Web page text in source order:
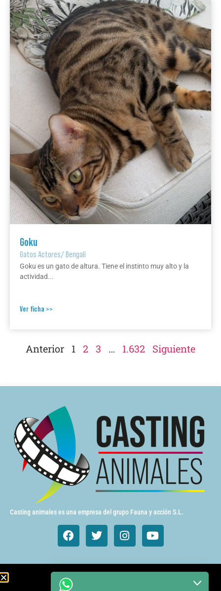
Goku
Gatos Actores/Bengalí
Goku es un gato de altura. Tiene el instinto muy alto y la
actividad...
Ver ficha >>
Anterior 1 2 3 … 1.632 Siguiente
Casting animales es una empresa del grupo Fauna y acción S.L.
Animales de cine y TV